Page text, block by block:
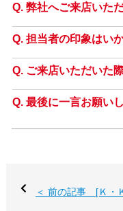
弊社へご来店いた
担当者の印象はい
ご来店いただいた
最後に一言お願い
＜ 前の記事 [Ｋ・